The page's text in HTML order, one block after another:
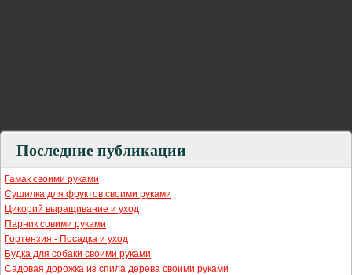
Последние публикации
Гамак своими руками
Сушилка для фруктов своими руками
Цикорий выращивание и уход
Парник совими руками
Гортензия - Посадка и уход
Будка для собаки своими руками
Садовая дорожка из спила дерева своими руками